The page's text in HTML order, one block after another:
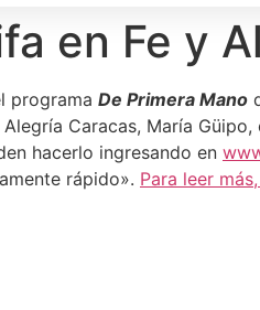
en Fe y
programa De Primera Mano
Alegría Caracas, María
hacerlo ingresando en
rápido». Para leer